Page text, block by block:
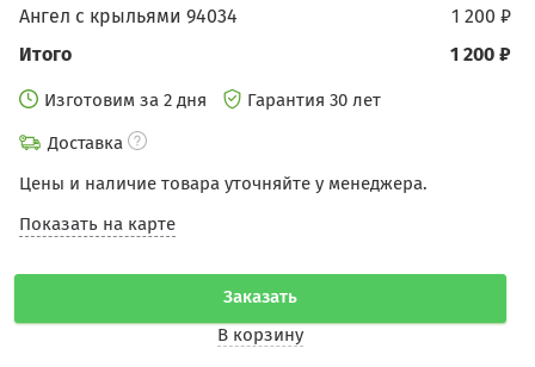
1 200 ₽
Ангел с крыльями 94034
1 200 ₽
Итого
Изготовим за 2 дня
Гарантия 30 лет
Доставка
Цены и наличие товара уточняйте у менеджера.
Показать на карте
Заказать
В корзину